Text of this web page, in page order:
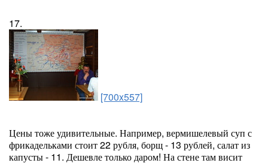
17.
[700x557]
Цены тоже удивительные. Например, вермишелевый суп с
фрикадельками стоит 22 рубля, борщ - 13 рублей, салат из
капусты - 11. Дешевле только даром! На стене там висит